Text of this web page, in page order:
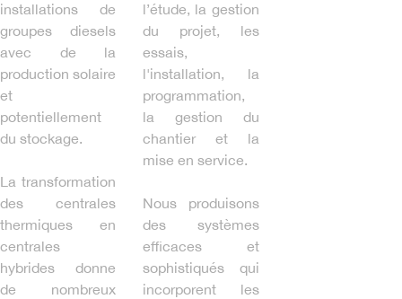
installations de
groupes diesels
avec de la
production solaire
et
potentiellement
du stockage.
La transformation
des centrales
thermiques en
centrales
hybrides donne
de nombreux
l’étude, la gestion
du projet, les
essais,
l'installation, la
programmation,
la gestion du
chantier et la
mise en service.
Nous produisons
des systèmes
efficaces et
sophistiqués qui
incorporent les